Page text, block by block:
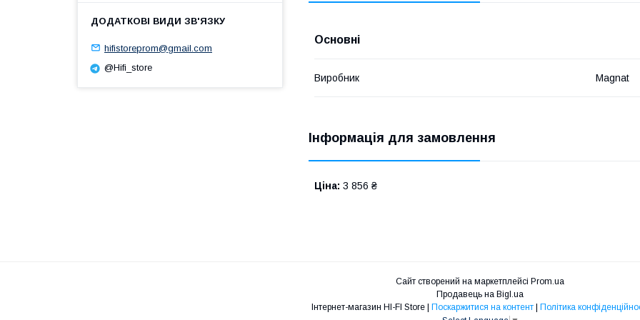
Основні
Виробник Magnat
Інформація для замовлення
Ціна: 3 856 ₴
hifistoreprom@gmail.com
@Hifi_store
Сайт створений на маркетплейсі Prom.ua
Продавець на Bigl.ua
Інтернет-магазин HI-FI Store | Поскаржитися на контент | Політика